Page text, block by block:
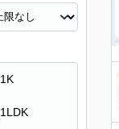
1K
1LDK